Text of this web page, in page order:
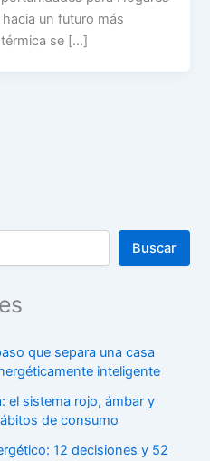
un futuro más
se […]
Buscar
que separa una casa
inteligente
el sistema rojo, ámbar y
de consumo
12 decisiones y 52